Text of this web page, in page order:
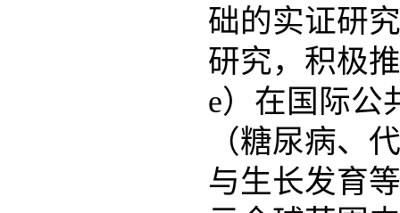
础的实证研
研究，积极
e）在国际公
（糖尿病、
与生长发育